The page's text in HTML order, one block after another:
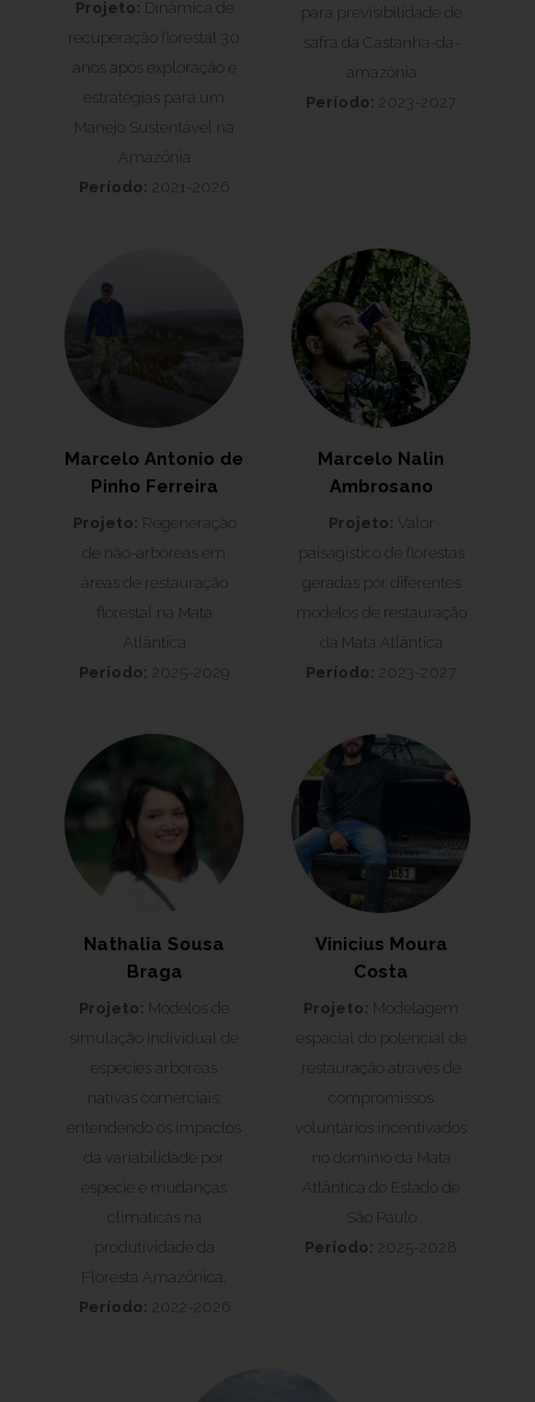
Projeto: Dinâmica de
recuperação florestal 30
anos após exploração e
estratégias para um
Manejo Sustentável na
Amazônia
Período: 2021-2026
para previsibilidade de
safra da Castanha-da-
amazônia
Período: 2023-2027
Marcelo Antonio de
Pinho Ferreira
Projeto: Regeneração
de não-arboreas em
áreas de restauração
florestal na Mata
Atlântica
Período: 2025-2029
Marcelo Nalin
Ambrosano
Projeto: Valor
paisagístico de florestas
geradas por diferentes
modelos de restauração
da Mata Atlântica
Período: 2023-2027
Nathalia Sousa
Braga
Projeto: Modelos de
simulação individual de
espécies arbóreas
nativas comerciais:
entendendo os impactos
da variabilidade por
espécie e mudanças
climáticas na
produtividade da
Floresta Amazônica.
Período: 2022-2026
Vinicius Moura
Costa
Projeto: Modelagem
espacial do potencial de
restauração através de
compromissos
voluntários incentivados
no domínio da Mata
Atlântica do Estado de
São Paulo
Período: 2025-2028